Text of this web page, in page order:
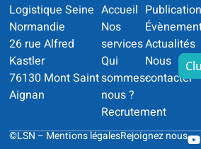
Logistique Seine
Normandie
26 rue Alfred
Kastler
76130 Mont Saint
Aignan
Accueil
Nos
services
Qui
sommes-
nous ?
Recrutement
Actualités
Nous
contacter
©LSN –Mentions légalesRejoignez nous